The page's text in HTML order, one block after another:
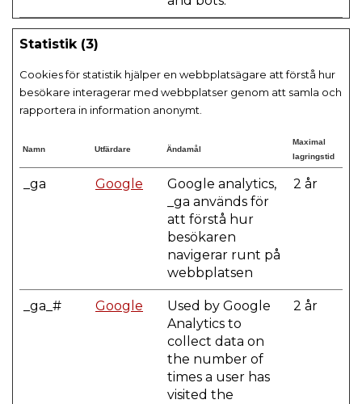
Statistik (3)
Cookies för statistik hjälper en webbplatsägare att förstå hur
besökare interagerar med webbplatser genom att samla och
rapportera in information anonymt.
Namn Utfärdare Ändamål
Maximal
lagringstid
_ga Google
Google analytics,
_ga används för
att förstå hur
besökaren
navigerar runt på
webbplatsen
2 år
_ga_# Google
Used by Google
Analytics to
collect data on
the number of
times a user has
visited the
2 år